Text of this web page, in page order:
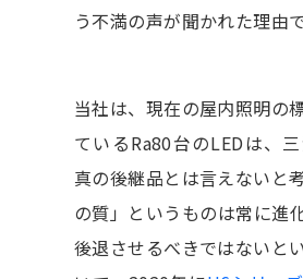
う不満の声が聞かれた理由で
当社は、現在の屋内照明の
ているRa80台のLEDは、
真の後継品とは言えないと
の質」というものは常に進
後退させるべきではないと